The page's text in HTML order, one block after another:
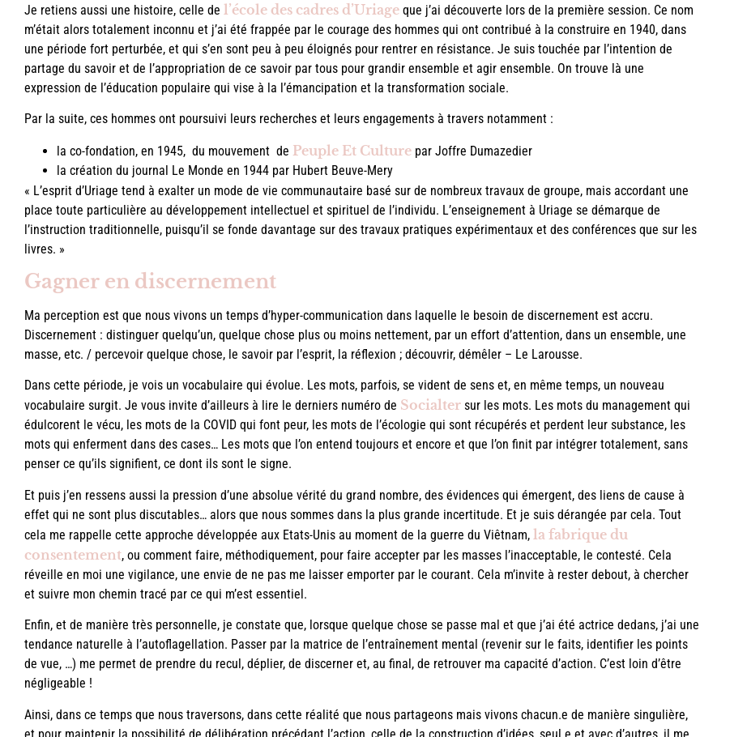
Je retiens aussi une histoire, celle de l’école des cadres d’Uriage que j’ai découverte lors de la première session. Ce nom
m’était alors totalement inconnu et j’ai été frappée par le courage des hommes qui ont contribué à la construire en 1940, dans
une période fort perturbée, et qui s’en sont peu à peu éloignés pour rentrer en résistance. Je suis touchée par l’intention de
partage du savoir et de l’appropriation de ce savoir par tous pour grandir ensemble et agir ensemble. On trouve là une
expression de l’éducation populaire qui vise à la l’émancipation et la transformation sociale.
Par la suite, ces hommes ont poursuivi leurs recherches et leurs engagements à travers notamment :
la co-fondation, en 1945, du mouvement de Peuple Et Culture par Joffre Dumazedier
la création du journal Le Monde en 1944 par Hubert Beuve-Mery
« L’esprit d’Uriage tend à exalter un mode de vie communautaire basé sur de nombreux travaux de groupe, mais accordant une
place toute particulière au développement intellectuel et spirituel de l’individu. L’enseignement à Uriage se démarque de
l’instruction traditionnelle, puisqu’il se fonde davantage sur des travaux pratiques expérimentaux et des conférences que sur les
livres. »
Gagner en discernement
Ma perception est que nous vivons un temps d’hyper-communication dans laquelle le besoin de discernement est accru.
Discernement : distinguer quelqu’un, quelque chose plus ou moins nettement, par un effort d’attention, dans un ensemble, une
masse, etc. / percevoir quelque chose, le savoir par l’esprit, la réflexion ; découvrir, démêler – Le Larousse.
Dans cette période, je vois un vocabulaire qui évolue. Les mots, parfois, se vident de sens et, en même temps, un nouveau
vocabulaire surgit. Je vous invite d’ailleurs à lire le derniers numéro de Socialter sur les mots. Les mots du management qui
édulcorent le vécu, les mots de la COVID qui font peur, les mots de l’écologie qui sont récupérés et perdent leur substance, les
mots qui enferment dans des cases… Les mots que l’on entend toujours et encore et que l’on finit par intégrer totalement, sans
penser ce qu’ils signifient, ce dont ils sont le signe.
Et puis j’en ressens aussi la pression d’une absolue vérité du grand nombre, des évidences qui émergent, des liens de cause à
effet qui ne sont plus discutables… alors que nous sommes dans la plus grande incertitude. Et je suis dérangée par cela. Tout
cela me rappelle cette approche développée aux Etats-Unis au moment de la guerre du Viêtnam, la fabrique du
consentement, ou comment faire, méthodiquement, pour faire accepter par les masses l’inacceptable, le contesté. Cela
réveille en moi une vigilance, une envie de ne pas me laisser emporter par le courant. Cela m’invite à rester debout, à chercher
et suivre mon chemin tracé par ce qui m’est essentiel.
Enfin, et de manière très personnelle, je constate que, lorsque quelque chose se passe mal et que j’ai été actrice dedans, j’ai une
tendance naturelle à l’autoflagellation. Passer par la matrice de l’entraînement mental (revenir sur le faits, identifier les points
de vue, …) me permet de prendre du recul, déplier, de discerner et, au final, de retrouver ma capacité d’action. C’est loin d’être
négligeable !
Ainsi, dans ce temps que nous traversons, dans cette réalité que nous partageons mais vivons chacun.e de manière singulière,
et pour maintenir la possibilité de délibération précédant l’action, celle de la construction d’idées, seul.e et avec d’autres, il me